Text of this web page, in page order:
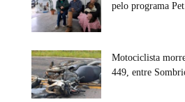
pelo programa
Motociclista
449, entre